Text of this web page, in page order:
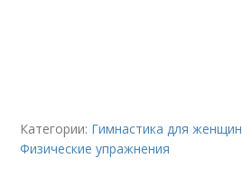
Категории: Гимнастика для женщин
Физические упражнения